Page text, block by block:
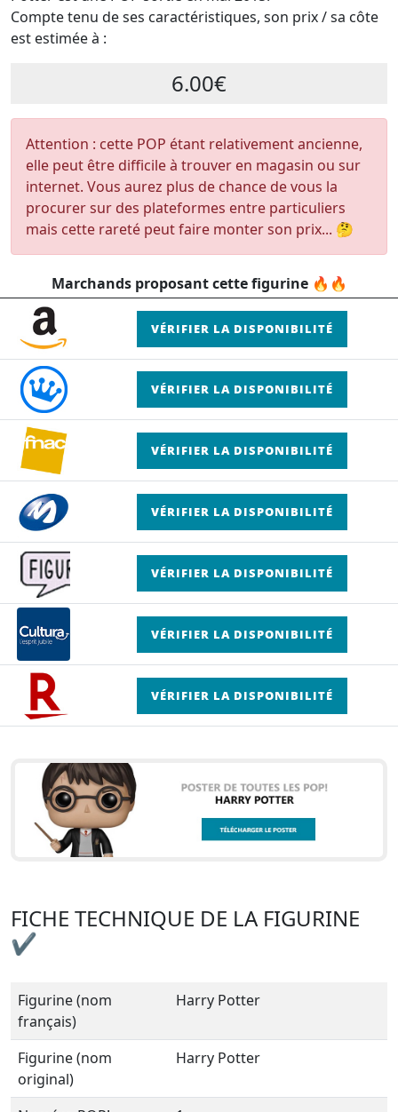
Compte tenu de ses caractéristiques, son prix / sa côte
est estimée à :
6.00€
Attention : cette POP étant relativement ancienne,
elle peut être difficile à trouver en magasin ou sur
internet. Vous aurez plus de chance de vous la
procurer sur des plateformes entre particuliers
mais cette rareté peut faire monter son prix... 🤔
Marchands proposant cette figurine 🔥🔥
VÉRIFIER LA DISPONIBILITÉ
VÉRIFIER LA DISPONIBILITÉ
VÉRIFIER LA DISPONIBILITÉ
VÉRIFIER LA DISPONIBILITÉ
VÉRIFIER LA DISPONIBILITÉ
VÉRIFIER LA DISPONIBILITÉ
VÉRIFIER LA DISPONIBILITÉ
FICHE TECHNIQUE DE LA FIGURINE
✔
Figurine (nom
français)
Harry Potter
Figurine (nom
original)
Harry Potter